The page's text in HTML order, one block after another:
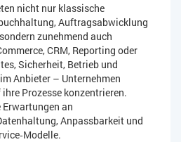
nicht nur klassische
Auftragsabwicklung
zunehmend auch
CRM, Reporting oder
Sicherheit, Betrieb und
Anbieter – Unternehmen
Prozesse konzentrieren.
an
Anpassbarkeit und